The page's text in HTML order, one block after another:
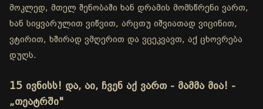
მოკლედ, მთელ შენობაში ხან დრამის მომსწრენი ვართ,
ხან სიყვარულით ვიწვით, არცთუ იშვიათად ვიცინით,
ვტირით, ხშირად ვმღერით და ვცეკვავთ, აქ ცხოვრება
დუღს.
15 ივნისს! და, აი, ჩვენ აქ ვართ - მამმა მია! -
„თეატრში"